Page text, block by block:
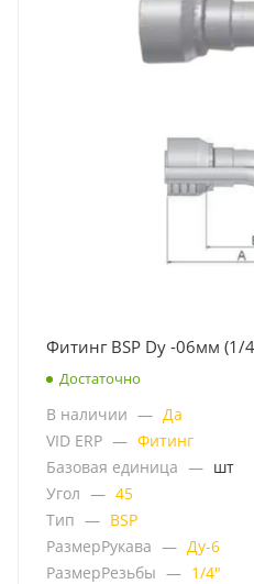
Фитинг BSP Dy -06мм (1/
Достаточно
В наличии — Да
VID ERP — Фитинг
Базовая единица — шт
Угол — 45
Тип — BSP
РазмерРукава — Ду-6
РазмерРезьбы — 1/4"